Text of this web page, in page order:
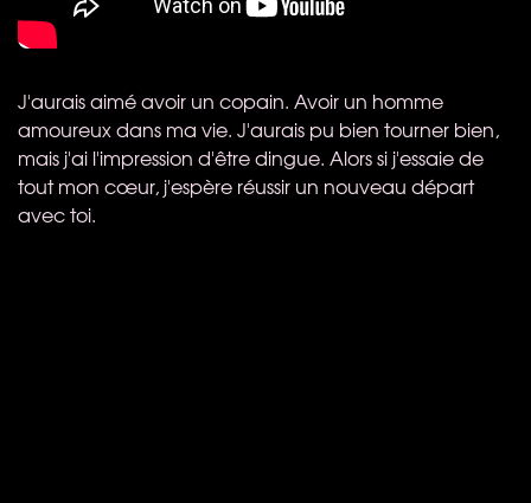
J'aurais aimé avoir un copain. Avoir un homme
amoureux dans ma vie. J'aurais pu bien tourner bien,
mais j'ai l'impression d'être dingue. Alors si j'essaie de
tout mon cœur, j'espère réussir un nouveau départ
avec toi.